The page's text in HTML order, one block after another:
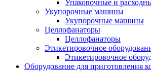
Упаковочные и
Укупорочные машины
Укупорочные машины
Целлофанаторы
Целлофанаторы
Этикетировочное
Этикетировочное
Оборудование для приготовления